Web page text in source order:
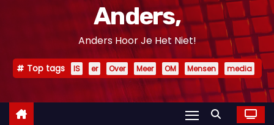
n
Anders,
Anders Hoor Je Het Niet!
Top tags IS er Over Meer OM Mensen media